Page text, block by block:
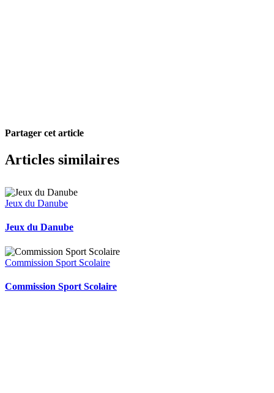
Partager cet article
Facebook
X
Pinterest
Courriel
Articles similaires
Jeux du Danube
Jeux du Danube
Commission Sport Scolaire
Commission Sport Scolaire